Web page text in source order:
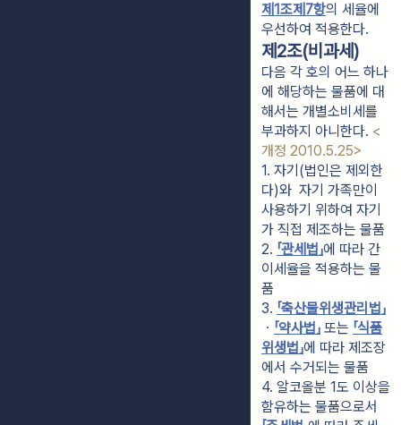
제1조제7항의 세율에
우선하여 적용한다.
제2조(비과세)
다음 각 호의 어느 하나
에 해당하는 물품에 대
해서는 개별소비세를
부과하지 아니한다. <
개정 2010.5.25>
1. 자기(법인은 제외한
다)와  자기 가족만이
사용하기 위하여 자기
가 직접 제조하는 물품
2. 「관세법」에 따라 간
이세율을 적용하는 물
품
3. 「축산물위생관리법」
ㆍ 「약사법」 또는 「식품
위생법」에 따라 제조장
에서 수거되는 물품
4. 알코올분 1도 이상을